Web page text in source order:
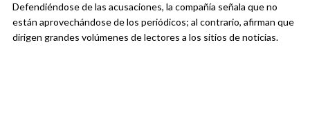
Defendiéndose de las acusaciones, la compañía señala que no
están aprovechándose de los periódicos; al contrario, afirman que
dirigen grandes volúmenes de lectores a los sitios de noticias.